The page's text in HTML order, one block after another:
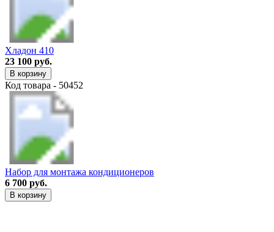
Хладон 410
23 100 руб.
В корзину
Код товара - 50452
Набор для монтажа кондиционеров
6 700 руб.
В корзину